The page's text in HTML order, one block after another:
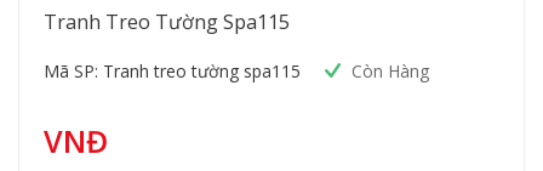
Tranh Treo Tường Spa115
Mã SP: Tranh treo tường spa115 Còn Hàng
VNĐ